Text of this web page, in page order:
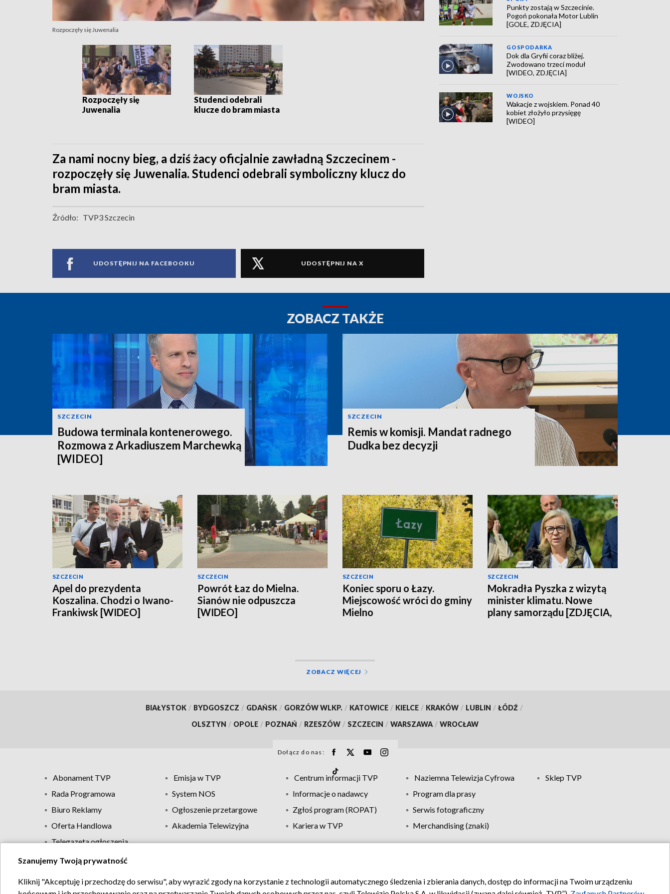
Rozpoczęły się Juwenalia
Rozpoczęły się
Juwenalia
Studenci odebrali
klucze do bram miasta
Za nami nocny bieg, a dziś żacy oficjalnie zawładną Szczecinem -
rozpoczęły się Juwenalia. Studenci odebrali symboliczny klucz do
bram miasta.
Źródło: TVP3 Szczecin
UDOSTĘPNIJ NA FACEBOOKU UDOSTĘPNIJ NA X
Punkty zostają w Szczecinie.
Pogoń pokonała Motor Lublin
[GOLE, ZDJĘCIA]
GOSPODARKA
Dok dla Gryfii coraz bliżej.
Zwodowano trzeci moduł
[WIDEO, ZDJĘCIA]
WOJSKO
Wakacje z wojskiem. Ponad 40
kobiet złożyło przysięgę
[WIDEO]
ZOBACZ TAKŻE
SZCZECIN
Budowa terminala kontenerowego.
Rozmowa z Arkadiuszem Marchewką
[WIDEO]
SZCZECIN
Remis w komisji. Mandat radnego
Dudka bez decyzji
SZCZECIN
Apel do prezydenta
Koszalina. Chodzi o Iwano-
Frankiwsk [WIDEO]
SZCZECIN
Powrót Łaz do Mielna.
Sianów nie odpuszcza
[WIDEO]
SZCZECIN
Koniec sporu o Łazy.
Miejscowość wróci do gminy
Mielno
SZCZECIN
Mokradła Pyszka z wizytą
minister klimatu. Nowe
plany samorządu [ZDJĘCIA,
ZOBACZ WIĘCEJ
BIAŁYSTOK / BYDGOSZCZ / GDAŃSK / GORZÓW WLKP. / KATOWICE / KIELCE / KRAKÓW / LUBLIN / ŁÓDŹ /
OLSZTYN / OPOLE / POZNAŃ / RZESZÓW / SZCZECIN / WARSZAWA / WROCŁAW
Dołącz do nas:
Abonament TVP Emisja w TVP Centrum informacji TVP Naziemna Telewizja Cyfrowa
Sklep TVP
Rada Programowa
System NOS Informacje o nadawcy
Program dla prasy
Biuro Reklamy
Ogłoszenie przetargowe Zgłoś program (ROPAT)
Serwis fotograficzny
Oferta Handlowa
Akademia Telewizyjna Kariera w TVP
Merchandising (znaki)
Telegazeta ogłoszenia
Regulamin TVP Polityka prywatności Moje zgody Pomoc Biuro reklamy Kontakt
Szanujemy Twoją prywatność
Kliknij "Akceptuję i przechodzę do serwisu", aby wyrazić zgody na korzystanie z technologii automatycznego śledzenia i zbierania danych, dostęp do informacji na Twoim urządzeniu